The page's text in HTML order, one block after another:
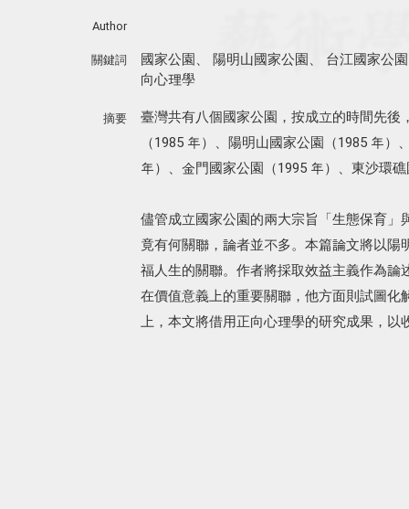
Author
關鍵詞 國家公園 陽明山國家公園 台江國家公園
向心理學
摘要
臺灣共有八個國家公園，按成立的時間先後
（1985 年）、陽明山國家公園（1985 年
年）、金門國家公園（1995 年）、東沙環
儘管成立國家公園的兩大宗旨「生態保育
竟有何關聯，論者並不多。本篇論文將以
福人生的關聯。作者將採取效益主義作為
在價值意義上的重要關聯，他方面則試圖
上，本文將借用正向心理學的研究成果，以